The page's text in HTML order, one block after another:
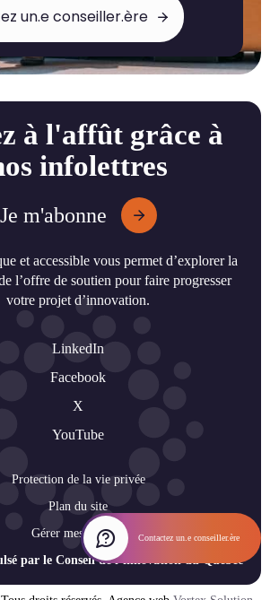
un.e conseiller.ère
Contactez un.e conseiller.ère
à l'affût grâce à
infolettres
Je m'abonne
et accessible vous permet d’explorer la
l’offre de soutien pour faire progresser
votre projet d’innovation.
LinkedIn
Facebook
X
YouTube
Protection de la vie privée
Plan du site
Gérer mes cookies
par le Conseil de l’innovation du Québec